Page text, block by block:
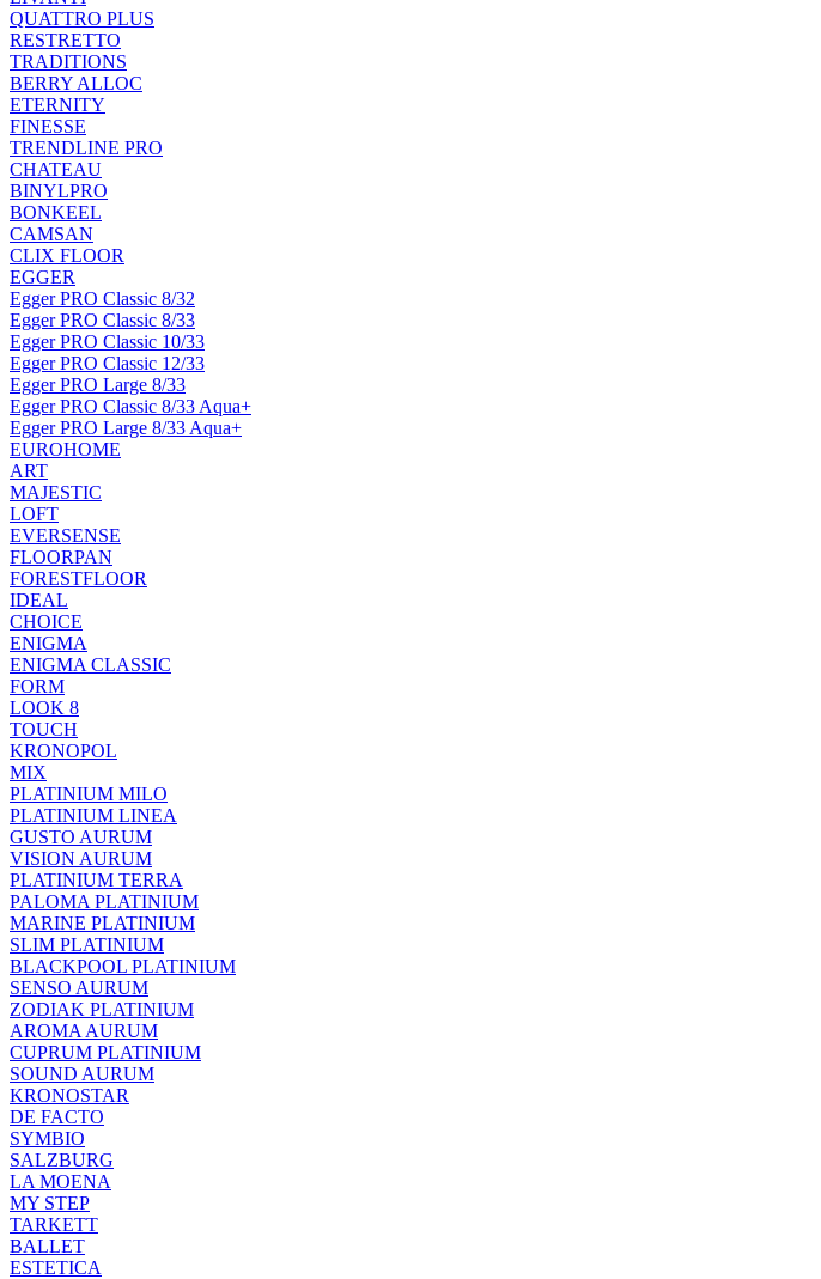
QUATTRO PLUS
RESTRETTO
TRADITIONS
BERRY ALLOC
ETERNITY
FINESSE
TRENDLINE PRO
CHATEAU
BINYLPRO
BONKEEL
CAMSAN
CLIX FLOOR
EGGER
Egger PRO Classic 8/32
Egger PRO Classic 8/33
Egger PRO Classic 10/33
Egger PRO Classic 12/33
Egger PRO Large 8/33
Egger PRO Classic 8/33 Aqua+
Egger PRO Large 8/33 Aqua+
EUROHOME
ART
MAJESTIC
LOFT
EVERSENSE
FLOORPAN
FORESTFLOOR
IDEAL
CHOICE
ENIGMA
ENIGMA CLASSIC
FORM
LOOK 8
TOUCH
KRONOPOL
MIX
PLATINIUM MILO
PLATINIUM LINEA
GUSTO AURUM
VISION AURUM
PLATINIUM TERRA
PALOMA PLATINIUM
MARINE PLATINIUM
SLIM PLATINIUM
BLACKPOOL PLATINIUM
SENSO AURUM
ZODIAK PLATINIUM
AROMA AURUM
CUPRUM PLATINIUM
SOUND AURUM
KRONOSTAR
DE FACTO
SYMBIO
SALZBURG
LA MOENA
MY STEP
TARKETT
BALLET
ESTETICA